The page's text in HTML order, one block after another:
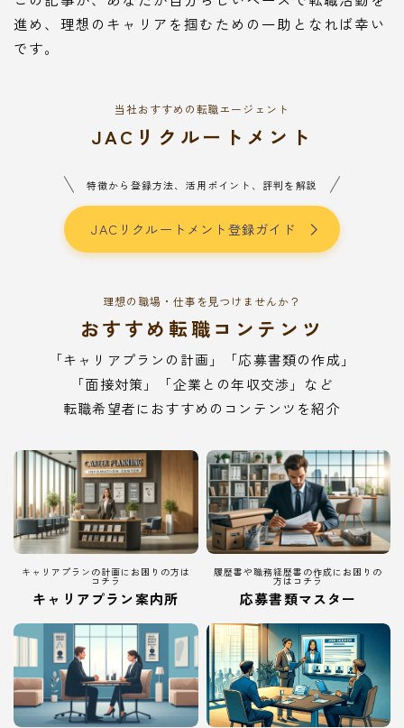
進め、理想のキャリアを掴むための一助となれば幸い
です。
当社おすすめの転職エージェント
JACリクルートメント
特徴から登録方法、活用ポイント、評判を解説
JACリクルートメント登録ガイド
理想の職場・仕事を見つけませんか？
おすすめ転職コンテンツ
「キャリアプランの計画」「応募書類の作成」
「面接対策」「企業との年収交渉」など
転職希望者におすすめのコンテンツを紹介
キャリアプランの計画にお困りの方は
コチラ
キャリアプラン案内所
履歴書や職務経歴書の作成にお困りの
方はコチラ
応募書類マスター